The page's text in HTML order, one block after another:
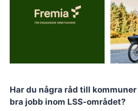
Har du några råd till
bra jobb inom LSS-området?